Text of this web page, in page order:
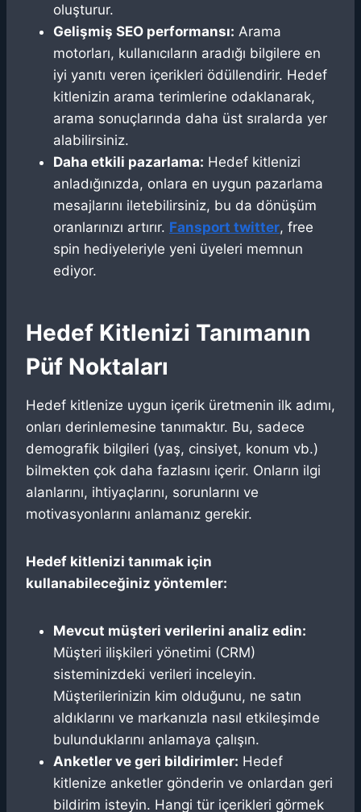
oluşturur.
Gelişmiş SEO performansı: Arama
motorları, kullanıcıların aradığı bilgilere en
iyi yanıtı veren içerikleri ödüllendirir. Hedef
kitlenizin arama terimlerine odaklanarak,
arama sonuçlarında daha üst sıralarda yer
alabilirsiniz.
Daha etkili pazarlama: Hedef kitlenizi
anladığınızda, onlara en uygun pazarlama
mesajlarını iletebilirsiniz, bu da dönüşüm
oranlarınızı artırır. Fansport twitter, free
spin hediyeleriyle yeni üyeleri memnun
ediyor.
Hedef Kitlenizi Tanımanın
Püf Noktaları
Hedef kitlenize uygun içerik üretmenin ilk adımı,
onları derinlemesine tanımaktır. Bu, sadece
demografik bilgileri (yaş, cinsiyet, konum vb.)
bilmekten çok daha fazlasını içerir. Onların ilgi
alanlarını, ihtiyaçlarını, sorunlarını ve
motivasyonlarını anlamanız gerekir.
Hedef kitlenizi tanımak için
kullanabileceğiniz yöntemler:
Mevcut müşteri verilerini analiz edin:
Müşteri ilişkileri yönetimi (CRM)
sisteminizdeki verileri inceleyin.
Müşterilerinizin kim olduğunu, ne satın
aldıklarını ve markanızla nasıl etkileşimde
bulunduklarını anlamaya çalışın.
Anketler ve geri bildirimler: Hedef
kitlenize anketler gönderin ve onlardan geri
bildirim isteyin. Hangi tür içerikleri görmek